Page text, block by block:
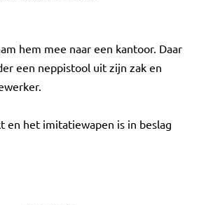
hem mee naar een kantoor. Daar
een neppistool uit zijn zak en
en het imitatiewapen is in beslag